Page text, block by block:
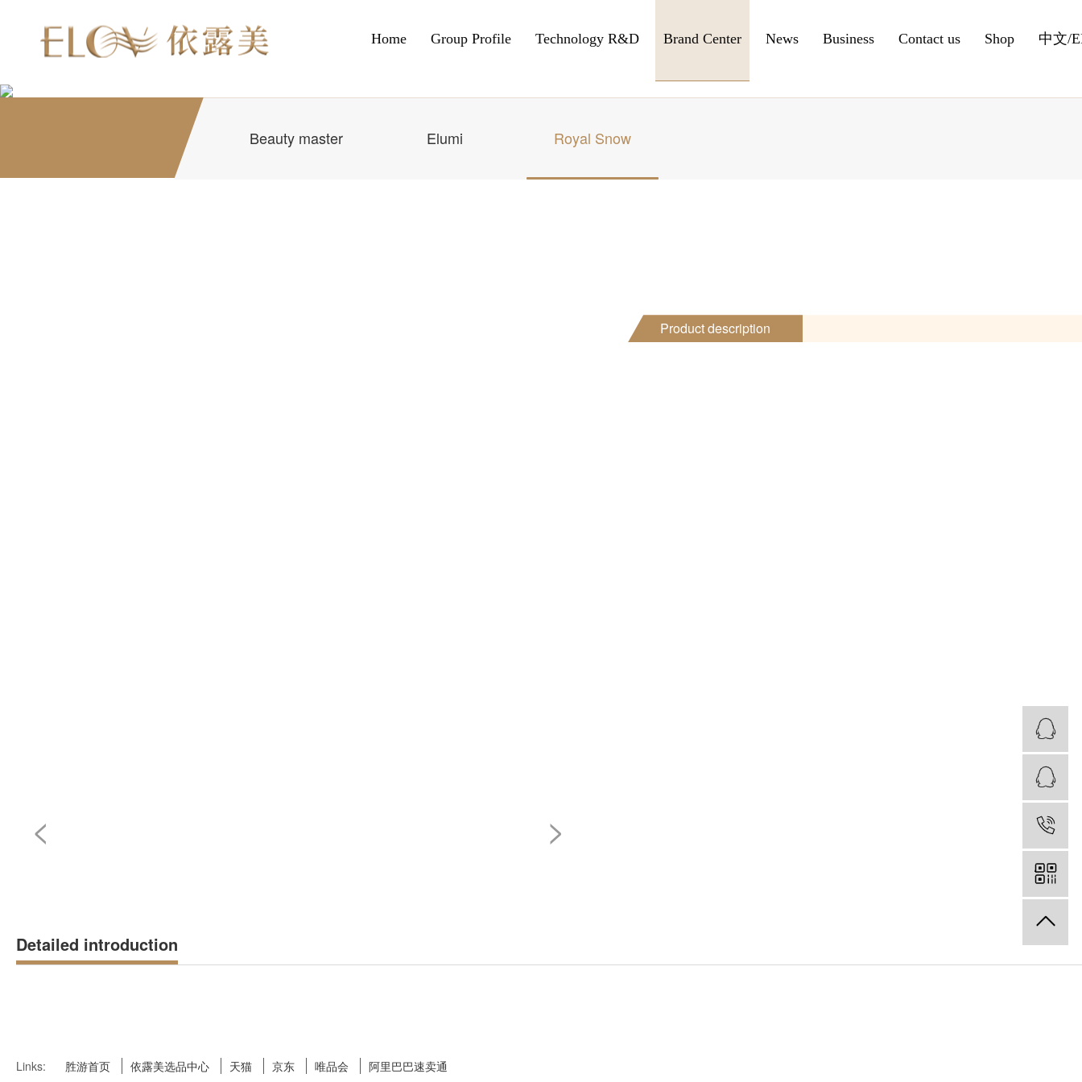
Home Group Profile Technology R&D Brand Center News Business Contact us Shop 中文/
Beauty master Elumi Royal Snow
< >
Product description
Detailed introduction
Links: 胜游首页 依露美选品中心 天猫 京东 唯品会 阿里巴巴速卖通